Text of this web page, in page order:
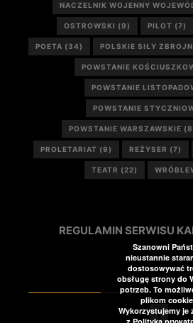
NACZELNIK WOJENNY
OSTROWSKI (9) PILOT (7)
POETA (34) POLSKIE SIŁY
POWSTANIE
POWSTANIE
POWSTANIE
POWSTANIE WARSZAWSKIE
PROLETARIAT (9) REŻYSER (7)
TEATR (22)
REGULAMIN SERWISU
Szanowni
nieustannie
dostosowywać
obsługę strony do
potrzeb. To
plikom
Wykorzystujemy je